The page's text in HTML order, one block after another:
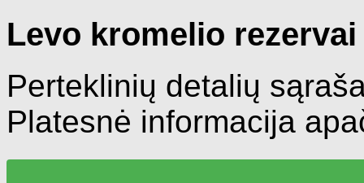
Levo kromelio rezervai
Perteklinių detalių
Platesnė informacija